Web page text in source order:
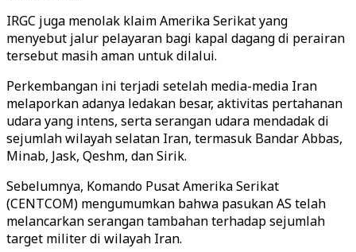
IRGC juga menolak klaim Amerika Serikat yang
menyebut jalur pelayaran bagi kapal dagang di perairan
tersebut masih aman untuk dilalui.
Perkembangan ini terjadi setelah media-media Iran
melaporkan adanya ledakan besar, aktivitas pertahanan
udara yang intens, serta serangan udara mendadak di
sejumlah wilayah selatan Iran, termasuk Bandar Abbas,
Minab, Jask, Qeshm, dan Sirik.
Sebelumnya, Komando Pusat Amerika Serikat
(CENTCOM) mengumumkan bahwa pasukan AS telah
melancarkan serangan tambahan terhadap sejumlah
target militer di wilayah Iran.